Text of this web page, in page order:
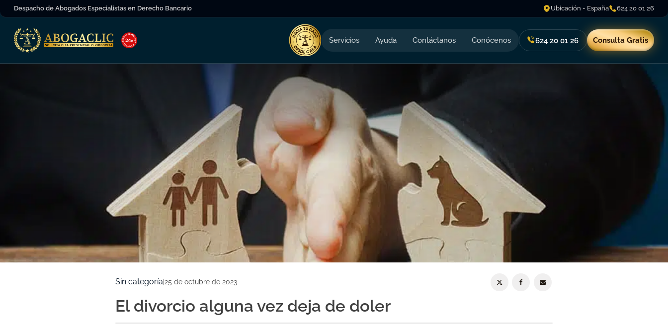
Despacho de Abogados Especialistas en Derecho Bancario Ubicación - España 624 20 01 26
Servicios Ayuda Contáctanos Conócenos 624 20 01 26 Consulta Gratis
Sin categoría 25 de octubre de 2023
El divorcio alguna vez deja de doler